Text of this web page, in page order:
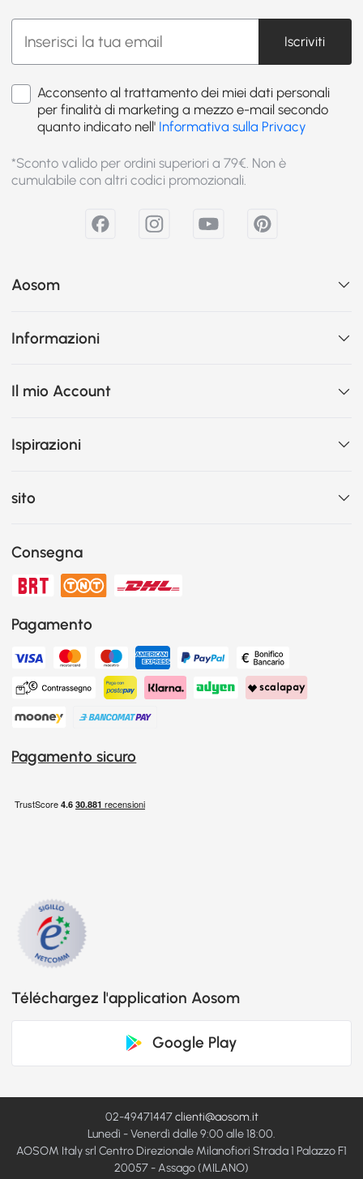
Iscriviti
Acconsento al trattamento dei miei dati personali
per finalità di marketing a mezzo e-mail secondo
quanto indicato nell' Informativa sulla Privacy
*Sconto valido per ordini superiori a 79€. Non è
cumulabile con altri codici promozionali.
Aosom
Informazioni
Il mio Account
Ispirazioni
sito
Consegna
Pagamento
Pagamento sicuro
Téléchargez l'application Aosom
Google Play
02-49471447clienti@aosom.it
Lunedì - Venerdì dalle 9:00 alle 18:00.
AOSOM Italy srl Centro Direzionale Milanofiori Strada 1 Palazzo F1
20057 - Assago (MILANO)